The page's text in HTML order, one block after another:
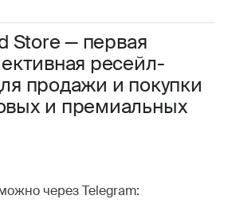
Store — первая
ресейл-
продажи и покупки
и премиальных
через Telegram:
Пользовательского соглашения
рекламной информации.